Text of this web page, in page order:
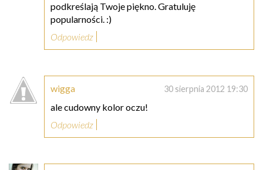
podkreślają Twoje piękno. Gratuluję
popularności. :)
Odpowiedz
wigga 30 sierpnia 2012 19:30
ale cudowny kolor oczu!
Odpowiedz